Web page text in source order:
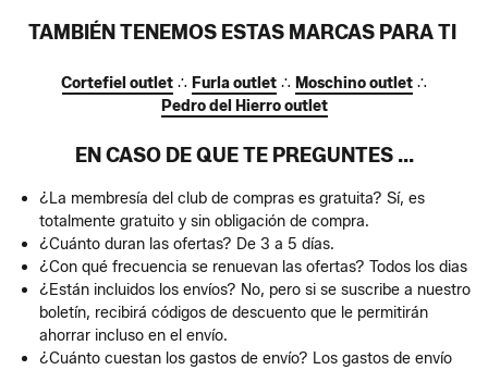
TAMBIÉN TENEMOS ESTAS MARCAS PARA TI
Cortefiel outlet ∴ Furla outlet ∴ Moschino outlet ∴
Pedro del Hierro outlet
EN CASO DE QUE TE PREGUNTES ...
¿La membresía del club de compras es gratuita? Sí, es
totalmente gratuito y sin obligación de compra.
¿Cuánto duran las ofertas? De 3 a 5 días.
¿Con qué frecuencia se renuevan las ofertas? Todos los dias
¿Están incluidos los envíos? No, pero si se suscribe a nuestro
boletín, recibirá códigos de descuento que le permitirán
ahorrar incluso en el envío.
¿Cuánto cuestan los gastos de envío? Los gastos de envío